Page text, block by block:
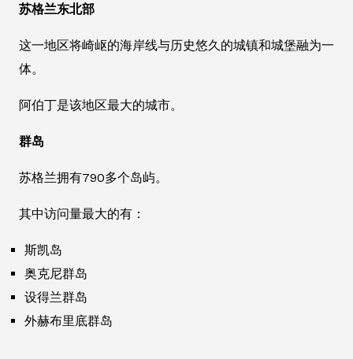
苏格兰东北部
这一地区将崎岖的海岸线与历史悠久的城镇和城堡融为一
体。
阿伯丁是该地区最大的城市。
群岛
苏格兰拥有790多个岛屿。
其中访问量最大的有：
斯凯岛
奥克尼群岛
设得兰群岛
外赫布里底群岛